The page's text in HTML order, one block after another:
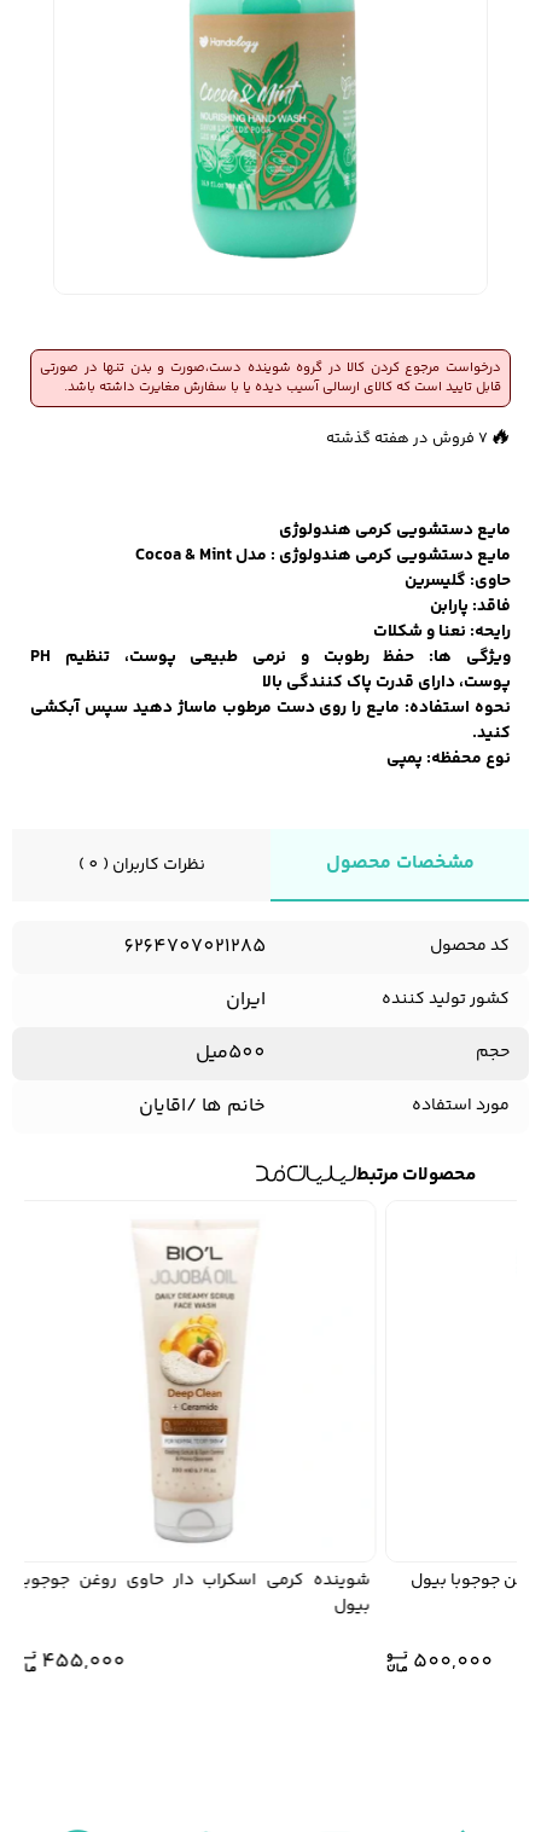
شلوارک مردانه ژاکت و پلیور مردانه
شلوار جین مردانه
شلوار پارچه ای
مردانه
سویشرت و هودی
مردانه
اکسسوری مردانه پوشت مردانه
مایع دستشویی کرمی هندولوژی
مایع دستشویی کرمی هندولوژی : مدل Cocoa & Mint
حاوی: گلیسرین
فاقد: پارابن
رایحه: نعنا و شکلات
ویژگی ها: حفظ رطوبت و نرمی طبیعی پوست، تنظیم PH
پوست، دارای قدرت پاک کنندگی بالا
نحوه استفاده: مایع را روی دست مرطوب ماساژ دهید سپس آبکشی
کنید.
نوع محفظه: پمپی
درخواست مرجوع کردن کالا در گروه شوینده دست،صورت و بدن تنها در صورتی
قابل تایید است که کالای ارسالی آسیب دیده یا با سفارش مغایرت داشته باشد.🔥7 فروش در هفته گذشته
👀 700 بازدید در ۲۴ ساعت گذشته
مشخصات محصول نظرات کاربران ( 0 )
کد محصول 6264707021285
کشور تولید کننده ایران
حجم 500میل
مورد استفاده خانم ها /اقایان
محصولات مرتبط
جوجوبا بیول
500,000
شوینده کرمی اسکراب دار حاوی روغن جوجوبا
بیول
455,000